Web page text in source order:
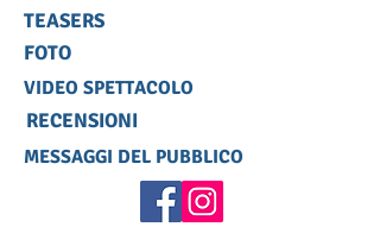
TEASERS
FOTO
VIDEO SPETTACOLO
RECENSIONI
MESSAGGI DEL PUBBLICO